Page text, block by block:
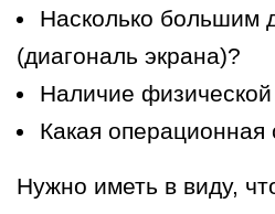
Насколько большим
(диагональ экрана)?
Наличие
Какая
Нужно иметь в виду,